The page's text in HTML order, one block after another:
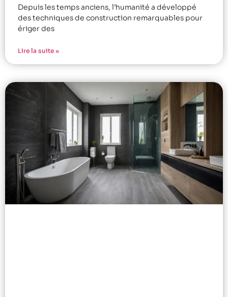
Depuis les temps anciens, l’humanité a développé
des techniques de construction remarquables pour
ériger des
Lire la suite »